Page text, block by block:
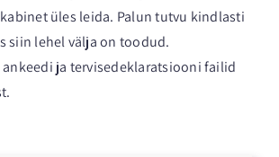
Kontakt
üles leida. Palun tutvu kindlasti
siin lehel välja on toodud.
ja tervisedeklaratsiooni failid